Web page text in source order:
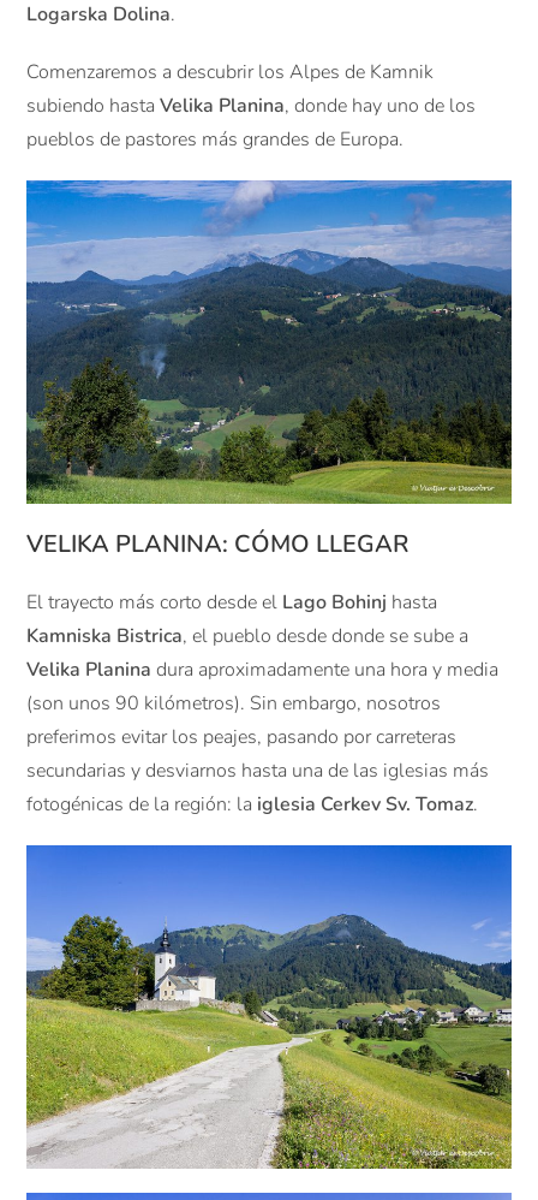
Logarska Dolina.
Comenzaremos a descubrir los Alpes de Kamnik
subiendo hastaVelika Planina, donde hay uno de los
pueblos de pastores más grandes de Europa.
VELIKA PLANINA: CÓMO LLEGAR
El trayecto más corto desde el Lago Bohinj hasta
Kamniska Bistrica, el pueblo desde donde se sube a
Velika Planina dura aproximadamente una hora y media
(son unos 90 kilómetros). Sin embargo, nosotros
preferimos evitar los peajes, pasando por carreteras
secundarias y desviarnos hasta una de las iglesias más
fotogénicas de la región: la iglesia Cerkev Sv. Tomaz.